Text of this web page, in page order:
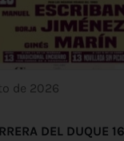
de 2026
DEL DUQUE